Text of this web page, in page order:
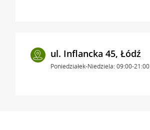
ul. Inflancka 45, Łódź
Poniedziałek-Niedziela: 09:00-21:00